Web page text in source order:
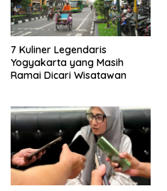
7 Kuliner Legendaris
Yogyakarta yang Masih
Ramai Dicari Wisatawan